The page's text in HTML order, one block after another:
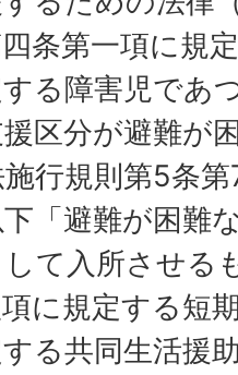
条第一項に規
る障害児であ
区分が避難が
行規則第5条
「避難が困難
て入所させる
に規定する短
る共同生活援